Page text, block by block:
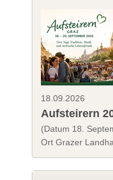
18.09.2026
Aufsteirern
(Datum 18.
Ort Grazer